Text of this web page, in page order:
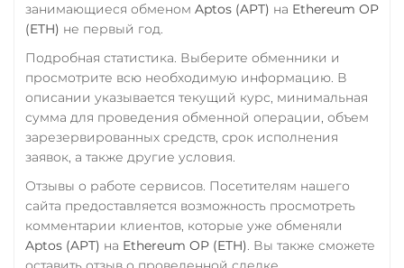
TrueUSD (TUSD)
ERC20 TRC20 BEP
TRUMP
Uniswap (UNI)
ERC20
USD Coin (USDC)
ERC20 BEP20
AVAX
SOL
Polygon
CRONOS
ARB
OP
BASE
RONIN
NEAR
Synthetix (SNX)
Terra Classic (LUNC)
Tether (USDT)
Omni ERC20
TRC20
OP
TON NEAR
Tether Gold (XAUt)
Tezos (XTZ)
Счет ИП/ООО
USD
Тинькофф
RUB
CASH-IN RUB
УкрСиббанк UAH
Фридом Банк KZT
Центр Кредит KZT
занимающиеся обменом Aptos (APT) на Ethereum OP
(ETH) не первый год.
Подробная статистика. Выберите обменники и
просмотрите всю необходимую информацию. В
описании указывается текущий курс, минимальная
сумма для проведения обменной операции, объем
зарезервированных средств, срок исполнения
заявок, а также другие условия.
Отзывы о работе сервисов. Посетителям нашего
сайта предоставляется возможность просмотреть
комментарии клиентов, которые уже обменяли
Aptos (APT) на Ethereum OP (ETH). Вы также сможете